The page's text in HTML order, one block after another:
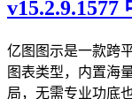
v15.2.9.1577
亿图图示是一款跨
图表类型，内置海
局，无需专业功底